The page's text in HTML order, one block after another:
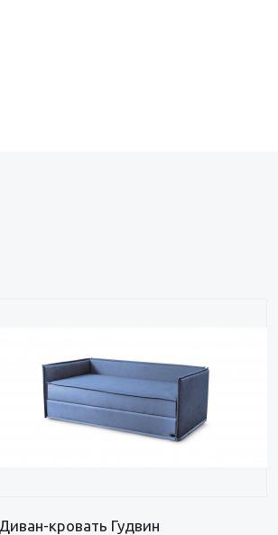
Диван-кровать Гудвин